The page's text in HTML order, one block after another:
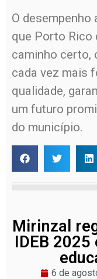
O desempenho
que Porto Rico
caminho certo,
cada vez mais
qualidade,
um futuro
do município.
Mirinzal
IDEB
6 de